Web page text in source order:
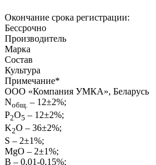
Окончание срока регистрации:
Бессрочно
Производитель
Марка
Состав
Культура
Примечание*
ООО «Компания УМКА», Беларусь
Nобщ. – 12±2%;
Р2О5 – 12±2%;
K2O – 36±2%;
S – 2±1%;
MgO – 2±1%;
В – 0,01-0,15%;